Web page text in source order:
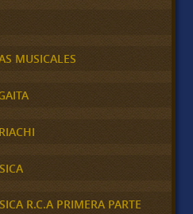
MUSICALES
R.C.A PRIMERA PARTE